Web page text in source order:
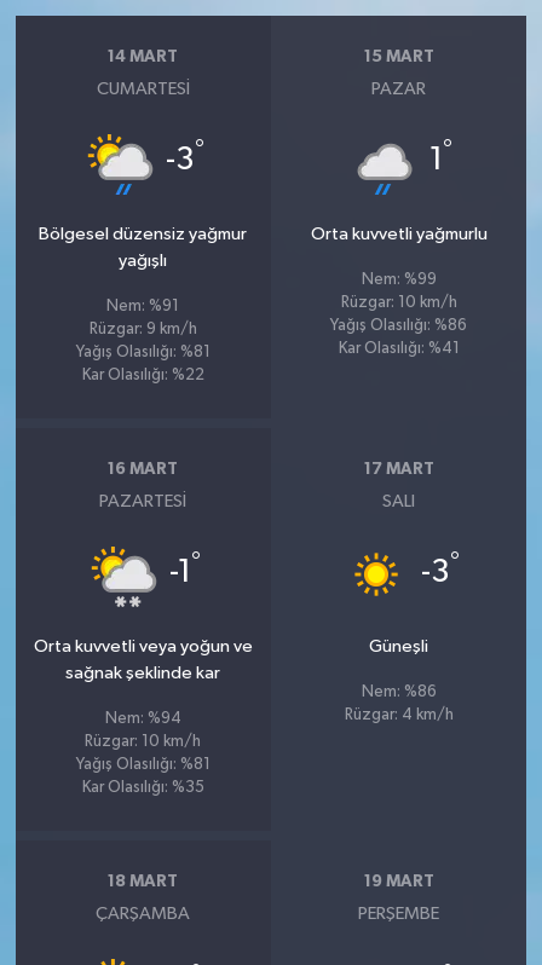
14 MART
CUMARTESI
-3°
Bölgesel düzensiz yağmur
yağışlı
Nem: %91
Rüzgar: 9 km/h
Yağış Olasılığı: %81
Kar Olasılığı: %22
15 MART
PAZAR
1 °
Orta kuvvetli yağmurlu
Nem: %99
Rüzgar: 10 km/h
Yağış Olasılığı: %86
Kar Olasılığı: %41
16 MART
PAZARTESI
-1 °
Orta kuvvetli veya yoğun ve
sağnak şeklinde kar
Nem: %94
Rüzgar: 10 km/h
Yağış Olasılığı: %81
Kar Olasılığı: %35
17 MART
SALI
-3°
Güneşli
Nem: %86
Rüzgar: 4 km/h
18 MART
ÇARŞAMBA
19 MART
PERŞEMBE